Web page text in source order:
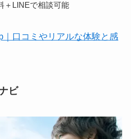
＋LINEで相談可能
｜口コミやリアルな体験と感
ビ